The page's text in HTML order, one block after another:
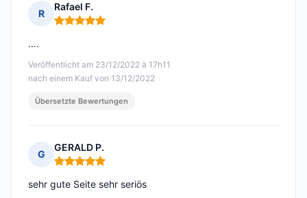
R
Rafael F.
Hinweis: 5 von 5
Veröffentlicht am 23/12/2022 à 17h11
nach einem Kauf von 13/12/2022
....
Übersetzte Bewertungen
G
GERALD P.
Hinweis: 5 von 5
sehr gute Seite sehr seriös